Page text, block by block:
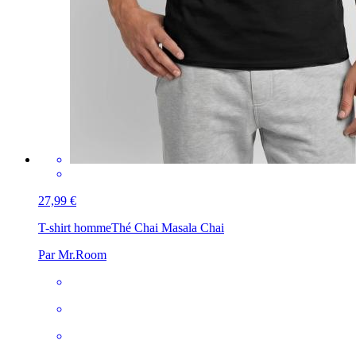
27,99 €
T-shirt hommeThé Chai Masala Chai
Par Mr.Room